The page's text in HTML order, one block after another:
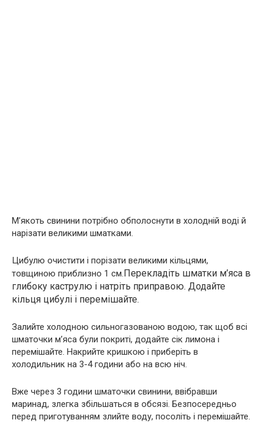
М’якоть свинини потрібно обполоснути в холодній воді й
нарізати великими шматками.
Цибулю очистити і порізати великими кільцями,
товщиною приблизно 1 см. Перекладіть шматки м’яса в
глибоку каструлю і натріть приправою. Додайте
кільця цибулі і перемішайте.
Залийте холодною сильногазованою водою, так щоб всі
шматочки м’яса були покриті, додайте сік лимона і
перемішайте. Накрийте кришкою і приберіть в
холодильник на 3-4 години або на всю ніч.
Вже через 3 години шматочки свинини, ввібравши
маринад, злегка збільшаться в обсязі. Безпосередньо
перед приготуванням злийте воду, посоліть і перемішайте.